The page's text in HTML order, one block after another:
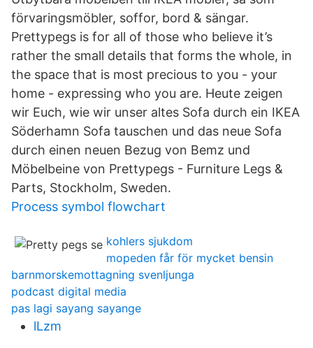
förvaringsmöbler, soffor, bord & sängar.
Prettypegs is for all of those who believe it’s
rather the small details that forms the whole, in
the space that is most precious to you - your
home - expressing who you are. Heute zeigen
wir Euch, wie wir unser altes Sofa durch ein IKEA
Söderhamn Sofa tauschen und das neue Sofa
durch einen neuen Bezug von Bemz und
Möbelbeine von Prettypegs - Furniture Legs &
Parts, Stockholm, Sweden.
Process symbol flowchart
kohlers sjukdom
mopeden får för mycket bensin
barnmorskemottagning svenljunga
podcast digital media
pas lagi sayang sayange
lLzm